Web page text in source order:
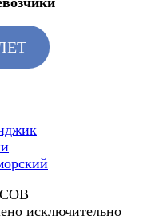
исключительно